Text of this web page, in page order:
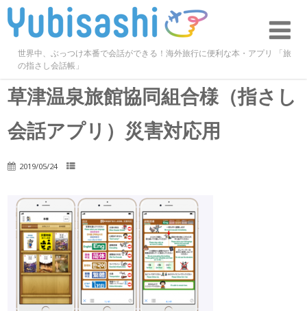
世界中、ぶっつけ本番で会話ができる！海外旅行に便利な本・アプリ 「旅
の指さし会話帳」
草津温泉旅館協同組合様（指さし
会話アプリ）災害対応用
2019/05/24